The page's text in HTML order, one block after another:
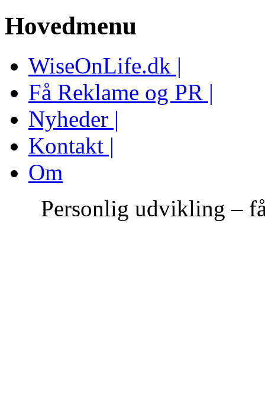
Hovedmenu
WiseOnLife.dk |
Få Reklame og PR |
Nyheder |
Kontakt |
Om
Personlig udvikling –